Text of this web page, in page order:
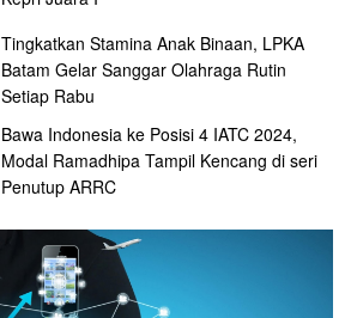
Tingkatkan Stamina Anak Binaan, LPKA
Batam Gelar Sanggar Olahraga Rutin
Setiap Rabu
Bawa Indonesia ke Posisi 4 IATC 2024,
Modal Ramadhipa Tampil Kencang di seri
Penutup ARRC